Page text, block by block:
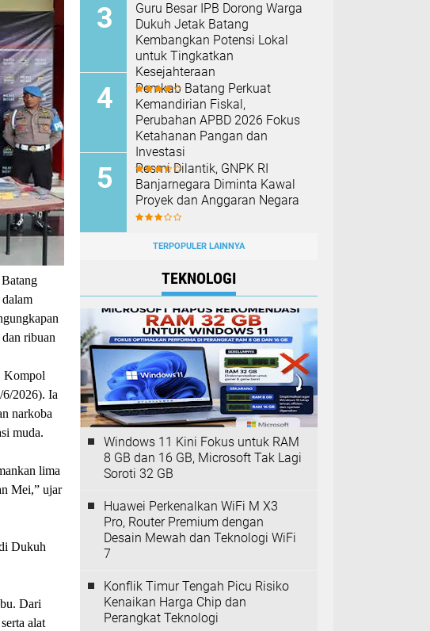
ribuan
Kompol
2026). Ia
narkoba
muda.
lima
Mei,” ujar
Dukuh
Dari
alat
Guru Besar IPB Dorong Warga
Dukuh Jetak Batang
Kembangkan Potensi Lokal
untuk Tingkatkan
Kesejahteraan
Pemkab Batang Perkuat
Kemandirian Fiskal,
Perubahan APBD 2026 Fokus
Ketahanan Pangan dan
Investasi
Resmi Dilantik, GNPK RI
Banjarnegara Diminta Kawal
Proyek dan Anggaran Negara
TERPOPULER LAINNYA
TEKNOLOGI
Windows 11 Kini Fokus untuk RAM
8 GB dan 16 GB, Microsoft Tak Lagi
Soroti 32 GB
Huawei Perkenalkan WiFi M X3
Pro, Router Premium dengan
Desain Mewah dan Teknologi WiFi
7
Konflik Timur Tengah Picu Risiko
Kenaikan Harga Chip dan
Perangkat Teknologi